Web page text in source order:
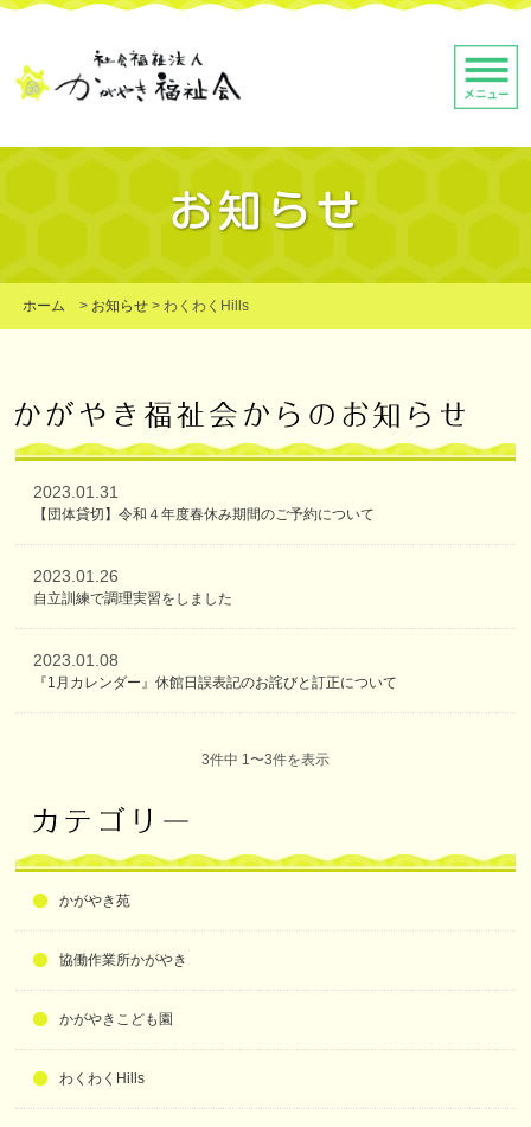
ホーム > お知らせ> わくわくHills
2023.01.31
【団体貸切】令和４年度春休み期間のご予約について
2023.01.26
自立訓練で調理実習をしました
2023.01.08
『1月カレンダー』休館日誤表記のお詫びと訂正について
3件中 1〜3件を表示
かがやき苑
協働作業所かがやき
かがやきこども園
わくわくHills